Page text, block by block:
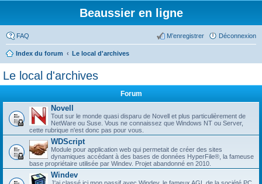
Beaussier en ligne
FAQ Déconnexion
M’enregistrer
Index du forum Le local d'archives
Le local d'archives
Forum
Novell
Tout sur le monde quasi disparu de Novell et plus particulièrement de
NetWare ou Suse. Vous ne connaissez que Windows NT ou Server,
cette rubrique n'est donc pas pour vous.
WDScript
Module pour application web qui permetait de créer des sites
dynamiques accédant à des bases de données HyperFile®, la fameuse
base propriétaire utilisée par Windev. Projet abandonné en 2010.
Windev